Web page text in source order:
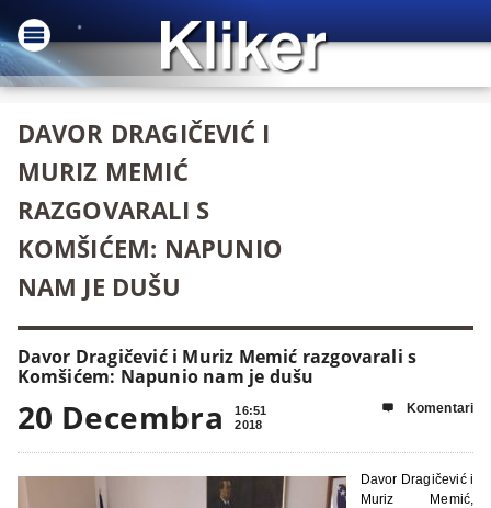
DAVOR DRAGIČEVIĆ I
MURIZ MEMIĆ
RAZGOVARALI S
KOMŠIĆEM: NAPUNIO
NAM JE DUŠU
Davor Dragičević i Muriz Memić razgovarali s
Komšićem: Napunio nam je dušu
20 Decembra
16:51
2018
 Komentari
Davor Dragičević i
Muriz Memić,